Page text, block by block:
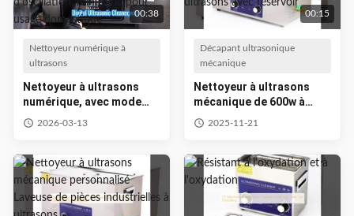
00:38
Nettoyeur numérique à
ultrasons
Nettoyeur à ultrasons
numérique, avec mode
dégazage et 7 niveaux
d'oscillation, minuterie
2026-03-13
00:15
Décapant ultrasonique
mécanique
Nettoyeur à ultrasons
mécanique de 600w à
boutons type Nettoyeur à
vaisselle à ultrasons avec
2025-11-21